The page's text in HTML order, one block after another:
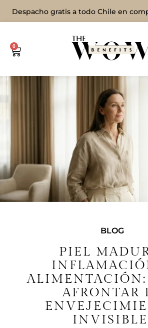
Despacho gratis a todo Chile en
0
BLOG
PIEL
AFRONTAR